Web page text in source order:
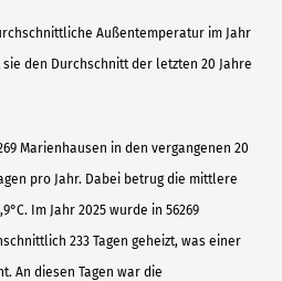
Außentemperatur im Jahr
sie den Durchschnitt der letzten 20 Jahre
Marienhausen in den vergangenen 20
pro Jahr. Dabei betrug die mittlere
Im Jahr 2025 wurde in 56269
233 Tagen geheizt, was einer
An diesen Tagen war die